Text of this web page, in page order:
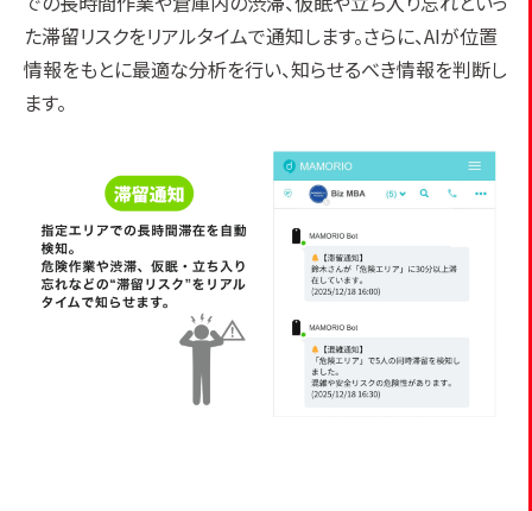
た滞留リスクをリアルタイムで通知します。さらに、AIが位置
情報をもとに最適な分析を行い、知らせるべき情報を判断し
ます。